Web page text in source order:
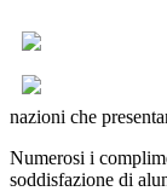
nazioni che
Numerosi i
soddisfazione di